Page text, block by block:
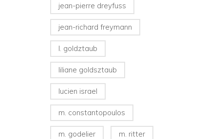
jean-pierre dreyfuss
jean-richard freymann
l. goldztaub
liliane goldsztaub
lucien israel
m. constantopoulos
m. godelier m. ritter